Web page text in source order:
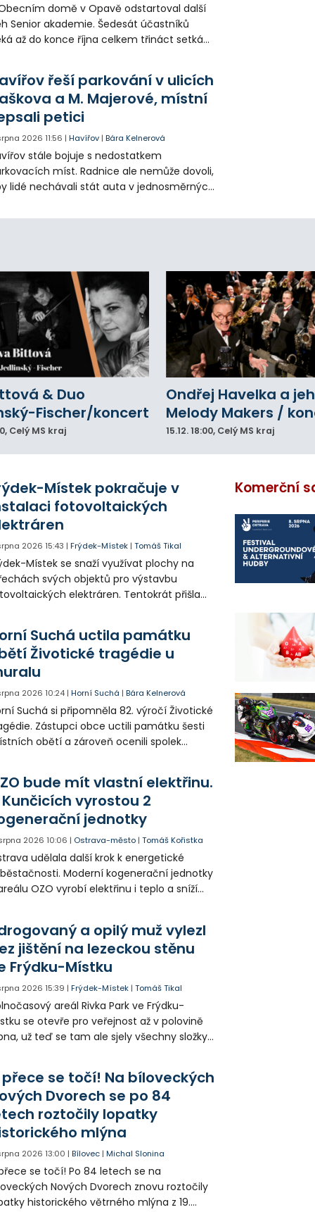
domě v Opavě odstartoval další
Senior akademie. Šedesát účastníků
až do konce října celkem třináct setkání
certifikáty o absolvování studia a
dárky.
řeší parkování v ulicích
a M. Majerové, místní
petici
2026 11:56 |Havířov |Bára Kelnerová
stále bojuje s nedostatkem
míst. Radnice ale nemůže dovoli,
lidé nechávali stát auta v jednosměrných
se teď řeší v jednom vnitrobloku, kde
& Duo
Fischer/koncert
, Celý MS kraj
Ondřej Havelka a
Melody Makers /
15.12.18:00, Celý MS kraj
Místek pokračuje v
fotovoltaických
2026 15:43 |Frýdek-Místek |Tomáš Tikal
Místek se snaží využívat plochy na
svých objektů pro výstavbu
elektráren. Tentokrát přišla
Suchá uctila památku
Životické tragédie u
2026 10:24 |Horní Suchá |Bára Kelnerová
Suchá si připomněla 82. výročí Životické
Zástupci obce uctili památku šesti
obětí a zároveň ocenili spolek
prostřednictvím QR kódů u
bude mít vlastní elektřinu.
Kunčicích vyrostou 2
jednotky
2026 10:06 | Ostrava-město |Tomáš Kořistka
udělala další krok k energetické
Moderní kogenerační jednotky
OZO vyrobí elektřinu i teplo a sníží
a opilý muž vylezl
jištění na lezeckou stěnu
Frýdku-Místku
2026 15:39 |Frýdek-Místek |Tomáš Tikal
areál Rivka Park ve Frýdku-
se otevře pro veřejnost až v polovině
už teď se tam ale sjely všechny složky
Vyšplhal na lezeckou stěnu a nemohl
přece se točí! Na bíloveckých
Dvorech se po 84
roztočily lopatky
mlýna
2026 13:00 |Bílovec |Michal Slonina
se točí! Po 84 letech se na
Nových Dvorech znovu roztočily
historického větrného mlýna z 19.
Komerční